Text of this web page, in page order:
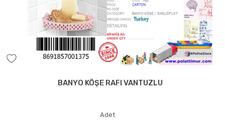
BANYO KÖŞE RAFI VANTUZLU
Adet